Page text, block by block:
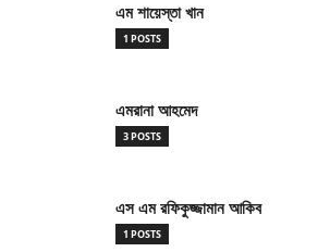
এম শায়েস্তা খান
1 POSTS
এমরানা আহমেদ
3 POSTS
এস এম রফিকুজ্জামান আকিব
1 POSTS